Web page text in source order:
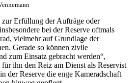
Erfüllung der Aufträge oder
bei der Reserve oftmals
vielmehr auf Grundlage der
Gerade so können zivile
zum Einsatz gebracht werden“,
ihn den Reiz am Dienst als Reservist
der Reserve die enge Kameradschaft